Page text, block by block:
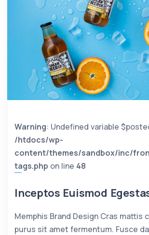
Warning: Undefined variable
/htdocs/wp-
content/themes/sandbox/inc/
tags.php on line 48
Inceptos Euismod
Memphis Brand Design Cras mattis
purus sit amet fermentum. Fusce